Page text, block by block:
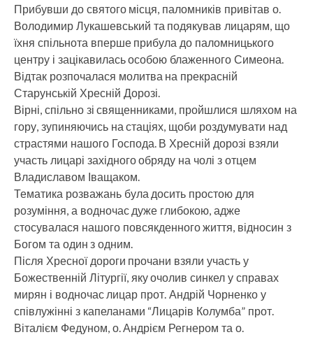
Прибувши до святого місця, паломників привітав о.
Володимир Лукашевський та подякував лицарям, що
їхня спільнота вперше прибула до паломницького
центру і зацікавилась особою блаженного Симеона.
Відтак розпочалася молитва на прекрасній
Старунській Хресній Дорозі.
Вірні, спільно зі священниками, пройшлися шляхом на
гору, зупиняючись на стаціях, щоби роздумувати над
страстями нашого Господа. В Хресній дорозі взяли
участь лицарі західного обряду на чолі з отцем
Владиславом Іващаком.
Тематика розважань була досить простою для
розуміння, а водночас дуже глибокою, адже
стосувалася нашого повсякденного життя, відносин з
Богом та один з одним.
Після Хресної дороги прочани взяли участь у
Божественній Літургії, яку очолив синкел у справах
мирян і водночас лицар прот. Андрій Чорненко у
співлужінні з капеланами “Лицарів Колумба” прот.
Віталієм Федуном, о. Андрієм Регнером та о.